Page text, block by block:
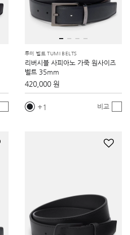
투미 벨트 TUMI BELTS
리버시블 사피아노 가죽 원사이즈
벨트 35mm
420,000 원
1 비교